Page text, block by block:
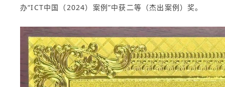
办“ICT中国（2024）案例”中获二等（杰出案例）奖。